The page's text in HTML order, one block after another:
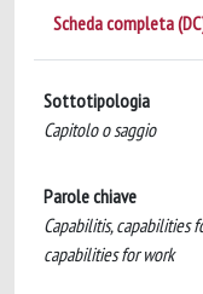
Scheda completa
Sottotipologia
Capitolo o saggio
Parole chiave
Capabilitis, capabilities
capabilities for work